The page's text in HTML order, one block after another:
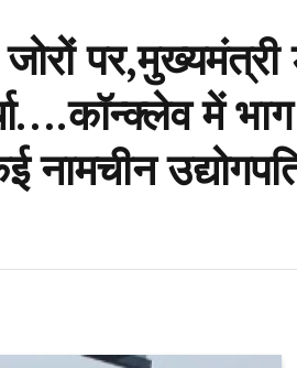
पर,मुख्यमंत्री
में